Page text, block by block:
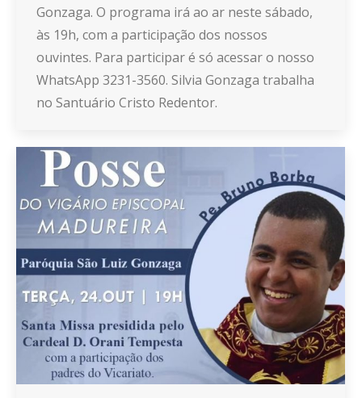
Gonzaga. O programa irá ao ar neste sábado,
às 19h, com a participação dos nossos
ouvintes. Para participar é só acessar o nosso
WhatsApp 3231-3560. Silvia Gonzaga trabalha
no Santuário Cristo Redentor.